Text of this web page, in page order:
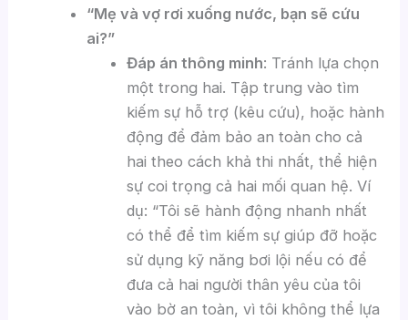
“Mẹ và vợ rơi xuống nước, bạn sẽ cứu
ai?”
Đáp án thông minh: Tránh lựa chọn
một trong hai. Tập trung vào tìm
kiếm sự hỗ trợ (kêu cứu), hoặc hành
động để đảm bảo an toàn cho cả
hai theo cách khả thi nhất, thể hiện
sự coi trọng cả hai mối quan hệ. Ví
dụ: “Tôi sẽ hành động nhanh nhất
có thể để tìm kiếm sự giúp đỡ hoặc
sử dụng kỹ năng bơi lội nếu có để
đưa cả hai người thân yêu của tôi
vào bờ an toàn, vì tôi không thể lựa